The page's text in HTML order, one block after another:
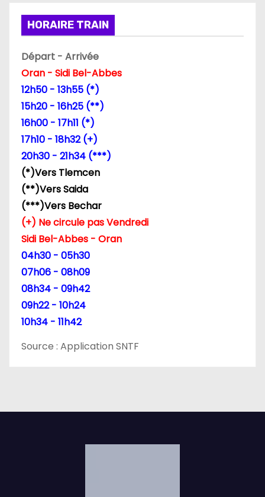
o
n
d
e
a
r
t
c
e
HORAIRE TRAIN
Départ - Arrivée
Oran - Sidi Bel-Abbes
12h50 - 13h55 (*)
15h20 - 16h25 (**)
16h00 - 17h11 (*)
17h10 - 18h32 (+)
20h30 - 21h34 (***)
(*)Vers Tlemcen
(**)Vers Saida
(***)Vers Bechar
(+) Ne circule pas Vendredi
Sidi Bel-Abbes - Oran
04h30 - 05h30
07h06 - 08h09
08h34 - 09h42
09h22 - 10h24
10h34 - 11h42
Source : Application SNTF